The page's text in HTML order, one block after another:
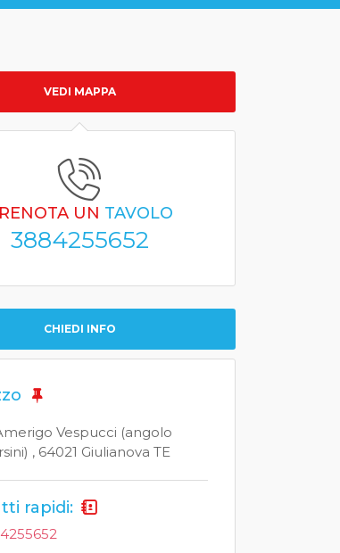
VEDI MAPPA
UN TAVOLO
3884255652
CHIEDI INFO
Vespucci (angolo
, 64021 Giulianova TE
rapidi: